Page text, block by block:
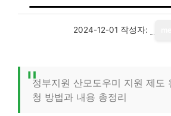
2024-12-01 작성자:
정부지원 산모도우미 지원 제도
청 방법과 내용 총정리